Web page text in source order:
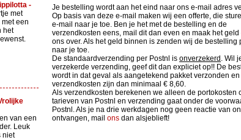
-
met
een
het
van een
Leuk
niet
Je bestelling wordt aan het eind naar ons e-mail adres
Op basis van deze e-mail maken wij een offerte, die
e-mail naar je toe. Ben je het met de bestelling en de
verzendkosten eens, mail dit dan even en maak het geld
ons over. Als het geld binnen is zenden wij de bestelling
naar je toe.
De standaardverzending per Postnl is onverzekerd . Wil
verzekerde verzending, geef dit dan expliciet op!! De
wordt in dat geval als aangetekend pakket verzonden en
verzendkosten zijn dan minimaal € 8,60.
Als verzendkosten berekenen we alleen de portokosten
tarieven van Postnl en verzending gaat onder de
Postnl. Als je na drie werkdagen nog geen reactie van
ontvangen, mail ons dan alsjeblieft!